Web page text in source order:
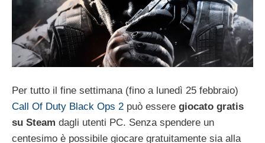
Per tutto il fine settimana (fino a lunedì 25 febbraio)
Call Of Duty Black Ops 2 può essere giocato gratis
su Steam dagli utenti PC. Senza spendere un
centesimo è possibile giocare gratuitamente sia alla